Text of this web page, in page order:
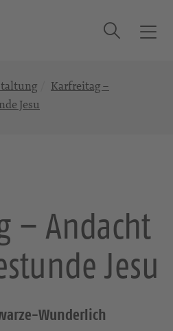
T
a
t
Suche
Karfreitag –
Jesu
– Andacht
Jesu
Wunderlich